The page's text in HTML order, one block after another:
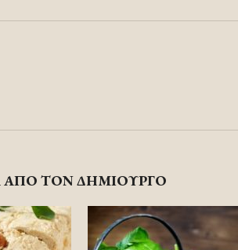
ΑΠΟ ΤΟΝ ΔΗΜΙΟΥΡΓΟ